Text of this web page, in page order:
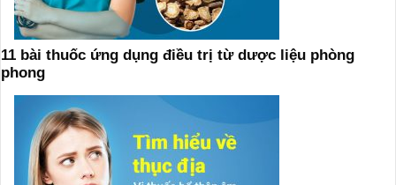
11 bài thuốc ứng dụng điều trị từ dược liệu phòng
phong